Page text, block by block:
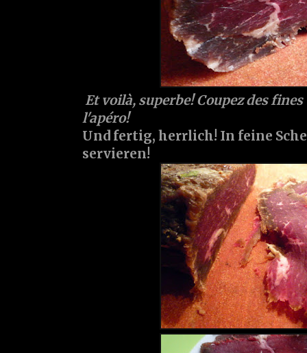
Et voilà, superbe! Coupez des
l'apéro!
Und fertig, herrlich! In feine
servieren!